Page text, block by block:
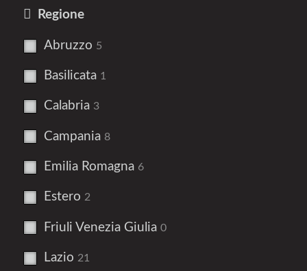
Regione
Abruzzo 5
Basilicata 1
Calabria 3
Campania 8
Emilia Romagna 6
Estero 2
Friuli Venezia Giulia0
Lazio 21